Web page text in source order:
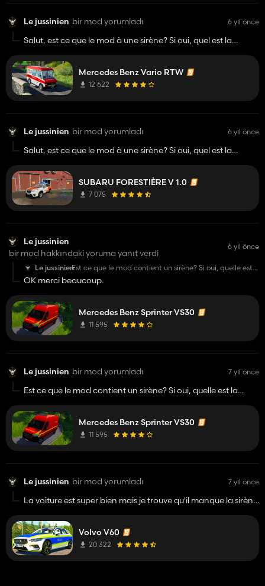
Le jussinien bir mod yorumladı 6 yıl önce
Salut, est ce que le mod à une sirène? Si oui, quel est la
Mercedes Benz Vario RTW
12 622
Le jussinien bir mod yorumladı 6 yıl önce
Salut, est ce que le mod à une sirène? Si oui, quel est la
SUBARU FORESTIÈRE V 1.0
7 075
Le jussinien
bir mod hakkındaki yoruma yanıt verdi
6 yıl önce
Le jussinienEst ce que le mod contient un sirène? Si oui, quelle est
OK merci beaucoup.
Mercedes Benz Sprinter VS30
11 595
Le jussinien bir mod yorumladı 7 yıl önce
Est ce que le mod contient un sirène? Si oui, quelle est la
Mercedes Benz Sprinter VS30
11 595
Le jussinien bir mod yorumladı 7 yıl önce
La voiture est super bien mais je trouve qu'il manque la sirène
l'activer
Volvo V60
20 322